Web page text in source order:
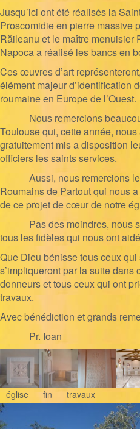
Jusqu’ici ont été réalisés la
Proscomidie en pierre massive
Răileanu et le maître menuisier
Napoca a réalisé les bancs en
Ces œuvres d’art
élément majeur d’identification
roumaine en Europe de l’Ouest.
Nous remercions
Toulouse qui, cette année,
gratuitement mis a disposition
officiers les saints services.
Aussi, nous remercions le
Roumains de Partout qui nous
de ce projet de cœur de notre
Pas des moindres, nous
tous les fidèles qui nous ont
Que Dieu bénisse tous ceux
s’impliqueront par la suite dans
donneurs et tous ceux qui ont
travaux.
Avec bénédiction et grands
Pr. Ioan
église fin travaux